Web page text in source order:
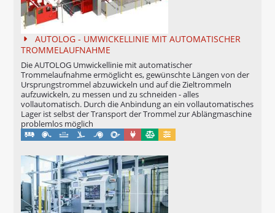
PORTROL 1600 / 2200 / 2800 / 3000 ABW
TROMMELABWICKLER
TROMPIN 800 / 1250
TROMTRAK 1250 MOT
TROMTRAK 1600
TROMROL 2500
RING- UND SPULENABWICKLER
SPULFIX 480
KABELSIGNIERUNG
AUTOLOG - UMWICKELLINIE MIT AUTOMATISCHER
TROMMELAUFNAHME
Die AUTOLOG Umwickellinie mit automatischer
Trommelaufnahme ermöglicht es, gewünschte Längen von der
Ursprungstrommel abzuwickeln und auf die Zieltrommeln
aufzuwickeln, zu messen und zu schneiden - alles
vollautomatisch. Durch die Anbindung an ein vollautomatisches
Lager ist selbst der Transport der Trommel zur Ablängmaschine
problemlos möglich
Maschinell
Eichung möglich
Konfigurierbar